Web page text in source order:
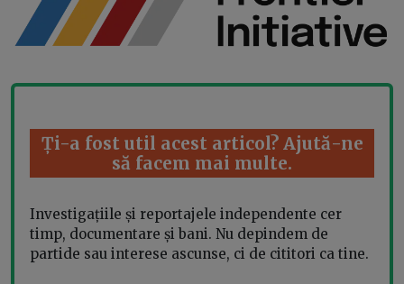
Ți-a fost util acest articol? Ajută-ne
să facem mai multe.
Investigațiile și reportajele independente cer
timp, documentare și bani. Nu depindem de
partide sau interese ascunse, ci de cititori ca tine.